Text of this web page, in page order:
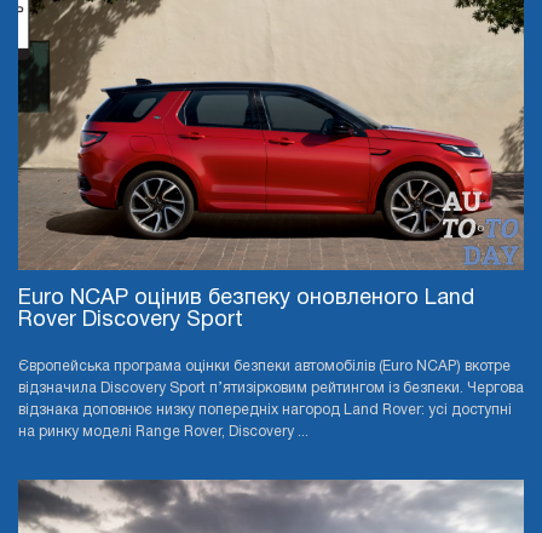
Euro NCAP оцінив безпеку оновленого Land
Rover Discovery Sport
Європейська програма оцінки безпеки автомобілів (Euro NCAP) вкотре
відзначила Discovery Sport п’ятизірковим рейтингом із безпеки. Чергова
відзнака доповнює низку попередніх нагород Land Rover: усі доступні
на ринку моделі Range Rover, Discovery ...